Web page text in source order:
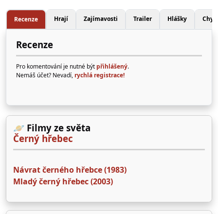
Recenze Hrají Zajímavosti Trailer Hlášky
Recenze
Pro komentování je nutné být přihlášený.
Nemáš účet? Nevadí, rychlá registrace!
🪐 Filmy ze světa
Černý hřebec
Návrat černého hřebce (1983)
Mladý černý hřebec (2003)